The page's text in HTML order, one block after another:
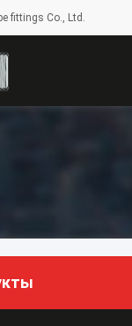
fittings Co., Ltd.